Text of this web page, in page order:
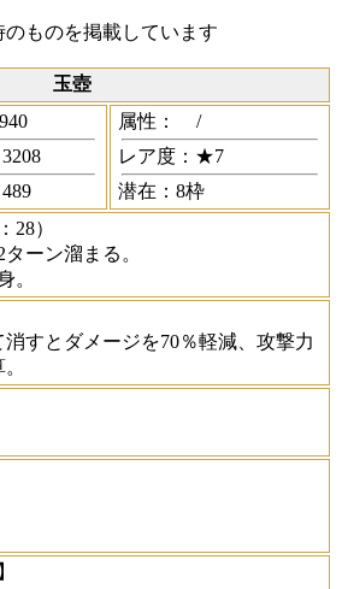
ものを掲載しています
玉壺
属性：
/
レア度：★7
潜在：8枠
28）
ーン溜まる。
。
すとダメージを70％軽減、攻撃力